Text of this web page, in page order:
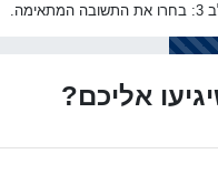
המתאימה.
אליכם?